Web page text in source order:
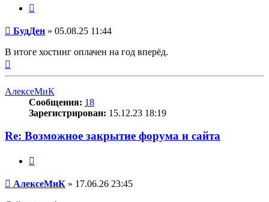
Сообщение
БудДен » 05.08.25 11:44
В итоге хостинг оплачен на год вперёд.
АлексеМиК
Сообщения: 18
Зарегистрирован: 15.12.23 18:19
Re: Возможное закрытие форума и сайта
Сообщение
АлексеМиК » 17.06.26 23:45